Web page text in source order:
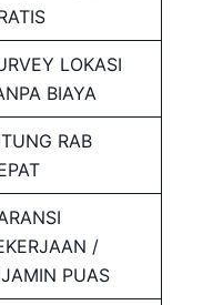
LOKASI
BIAYA
RAB
/
PUAS